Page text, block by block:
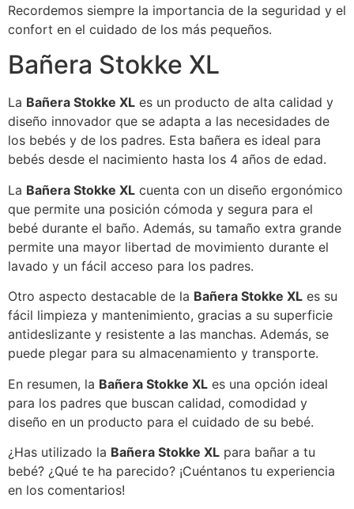
Recordemos siempre la importancia de la seguridad y el
confort en el cuidado de los más pequeños.
Bañera Stokke XL
La Bañera Stokke XL es un producto de alta calidad y
diseño innovador que se adapta a las necesidades de
los bebés y de los padres. Esta bañera es ideal para
bebés desde el nacimiento hasta los 4 años de edad.
La Bañera Stokke XL cuenta con un diseño ergonómico
que permite una posición cómoda y segura para el
bebé durante el baño. Además, su tamaño extra grande
permite una mayor libertad de movimiento durante el
lavado y un fácil acceso para los padres.
Otro aspecto destacable de la Bañera Stokke XL es su
fácil limpieza y mantenimiento, gracias a su superficie
antideslizante y resistente a las manchas. Además, se
puede plegar para su almacenamiento y transporte.
En resumen, la Bañera Stokke XL es una opción ideal
para los padres que buscan calidad, comodidad y
diseño en un producto para el cuidado de su bebé.
¿Has utilizado la Bañera Stokke XL para bañar a tu
bebé? ¿Qué te ha parecido? ¡Cuéntanos tu experiencia
en los comentarios!